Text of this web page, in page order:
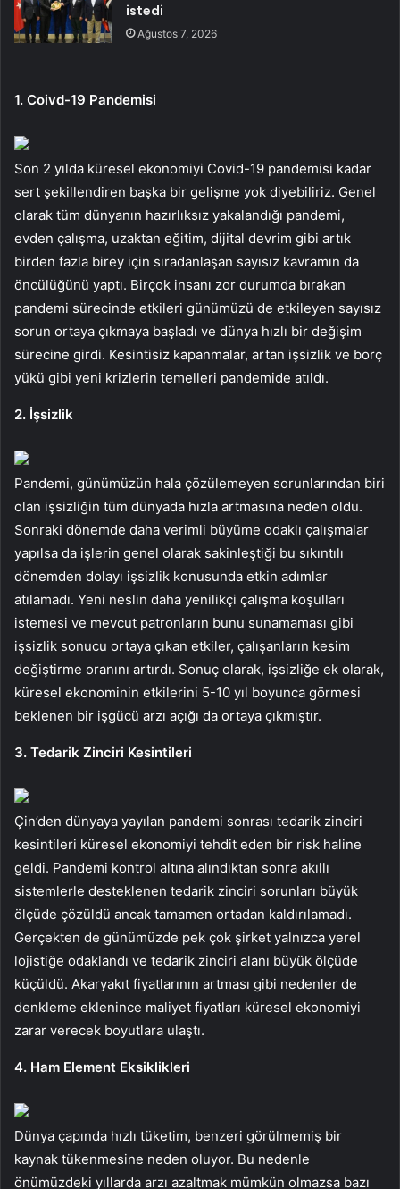
istedi
Ağustos 7, 2026
1. Coivd-19 Pandemisi
Son 2 yılda küresel ekonomiyi Covid-19 pandemisi kadar
sert şekillendiren başka bir gelişme yok diyebiliriz. Genel
olarak tüm dünyanın hazırlıksız yakalandığı pandemi,
evden çalışma, uzaktan eğitim, dijital devrim gibi artık
birden fazla birey için sıradanlaşan sayısız kavramın da
öncülüğünü yaptı. Birçok insanı zor durumda bırakan
pandemi sürecinde etkileri günümüzü de etkileyen sayısız
sorun ortaya çıkmaya başladı ve dünya hızlı bir değişim
sürecine girdi. Kesintisiz kapanmalar, artan işsizlik ve borç
yükü gibi yeni krizlerin temelleri pandemide atıldı.
2. İşsizlik
Pandemi, günümüzün hala çözülemeyen sorunlarından biri
olan işsizliğin tüm dünyada hızla artmasına neden oldu.
Sonraki dönemde daha verimli büyüme odaklı çalışmalar
yapılsa da işlerin genel olarak sakinleştiği bu sıkıntılı
dönemden dolayı işsizlik konusunda etkin adımlar
atılamadı. Yeni neslin daha yenilikçi çalışma koşulları
istemesi ve mevcut patronların bunu sunamaması gibi
işsizlik sonucu ortaya çıkan etkiler, çalışanların kesim
değiştirme oranını artırdı. Sonuç olarak, işsizliğe ek olarak,
küresel ekonominin etkilerini 5-10 yıl boyunca görmesi
beklenen bir işgücü arzı açığı da ortaya çıkmıştır.
3. Tedarik Zinciri Kesintileri
Çin’den dünyaya yayılan pandemi sonrası tedarik zinciri
kesintileri küresel ekonomiyi tehdit eden bir risk haline
geldi. Pandemi kontrol altına alındıktan sonra akıllı
sistemlerle desteklenen tedarik zinciri sorunları büyük
ölçüde çözüldü ancak tamamen ortadan kaldırılamadı.
Gerçekten de günümüzde pek çok şirket yalnızca yerel
lojistiğe odaklandı ve tedarik zinciri alanı büyük ölçüde
küçüldü. Akaryakıt fiyatlarının artması gibi nedenler de
denkleme eklenince maliyet fiyatları küresel ekonomiyi
zarar verecek boyutlara ulaştı.
4. Ham Element Eksiklikleri
Dünya çapında hızlı tüketim, benzeri görülmemiş bir
kaynak tükenmesine neden oluyor. Bu nedenle
önümüzdeki yıllarda arzı azaltmak mümkün olmazsa bazı